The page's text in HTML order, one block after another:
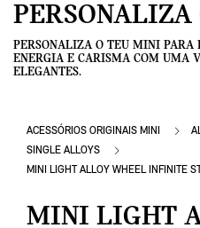
PERSONALIZA O TEU MINI PARA
ENERGIA E CARISMA COM UMA
ELEGANTES.
ACESSÓRIOS ORIGINAIS MINI
SINGLE ALLOYS
MINI LIGHT ALLOY WHEEL INFINITE
MINI LIGHT